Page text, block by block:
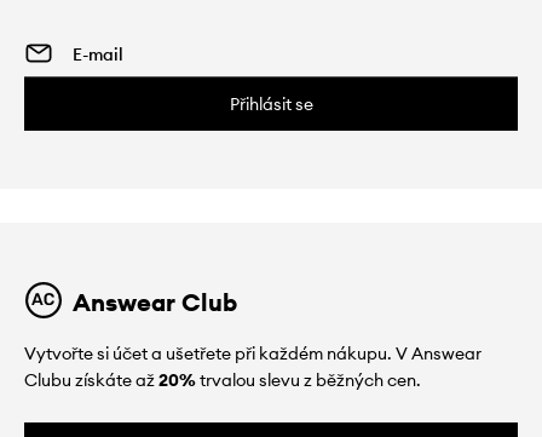
Přihlásit se
Answear Club
Vytvořte si účet a ušetřete při každém nákupu. V Answear
Clubu získáte až20%trvalou slevu z běžných cen.